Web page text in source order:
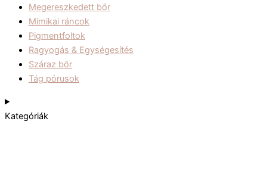
Megereszkedett bőr
Mimikai ráncok
Pigmentfoltok
Ragyogás & Egységesítés
Száraz bőr
Tág pórusok
Kategóriák